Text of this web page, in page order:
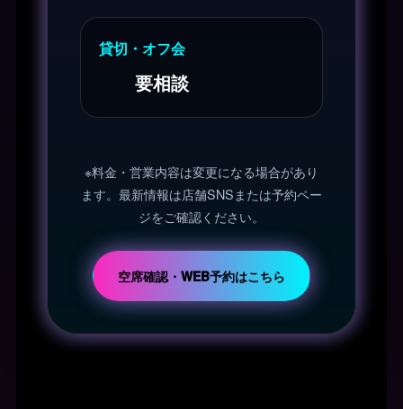
貸切・オフ会
要相談
※料金・営業内容は変更になる場合があり
ます。最新情報は店舗SNSまたは予約ペー
ジをご確認ください。
空席確認・WEB予約はこちら